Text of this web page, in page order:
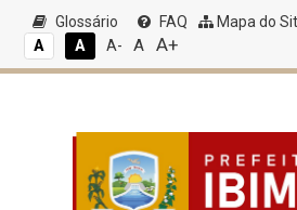
Glossário FAQ Mapa do
A
A A- A A+